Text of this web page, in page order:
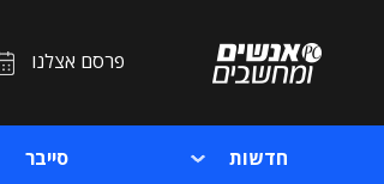
פרסם אצלנו
חדשות סייבר